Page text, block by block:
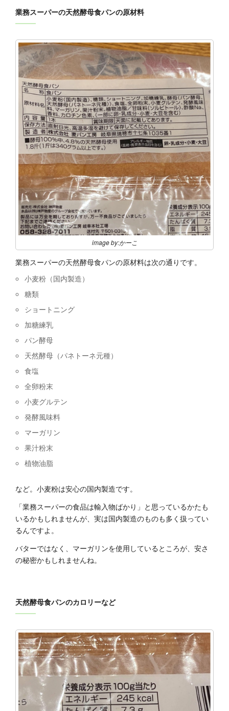
業務スーパーの天然酵母食パンの原材料
image by:かーこ
業務スーパーの天然酵母食パンの原材料は次の通りです。
小麦粉（国内製造）
糖類
ショートニング
加糖練乳
パン酵母
天然酵母（パネトーネ元種）
食塩
全卵粉末
小麦グルテン
発酵風味料
マーガリン
果汁粉末
植物油脂
など。小麦粉は安心の国内製造です。
「業務スーパーの食品は輸入物ばかり」と思っているかたも
いるかもしれませんが、実は国内製造のものも多く扱ってい
るんですよ。
バターではなく、マーガリンを使用しているところが、安さ
の秘密かもしれませんね。
天然酵母食パンのカロリーなど